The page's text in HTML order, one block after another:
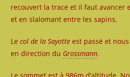
recouvert la trace et il faut avancer
et en slalomant entre les sapins.
Lecol de la Sayotte est passé et
en direction du Grossmann.